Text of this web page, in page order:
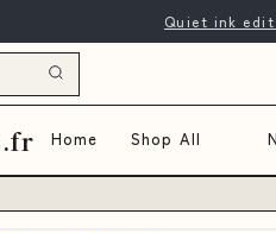
Quiet ink edit
Home Shop All